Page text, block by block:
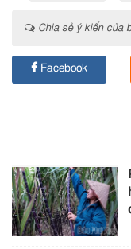
Chia sẻ ý kiến của
Facebook